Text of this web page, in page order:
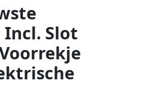
Incl. Slot